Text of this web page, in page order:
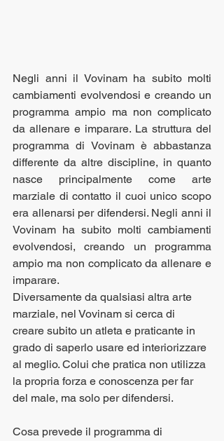
Negli anni il Vovinam ha subito molti
cambiamenti evolvendosi e creando un
programma ampio ma non complicato
da allenare e imparare. La struttura del
programma di Vovinam è abbastanza
differente da altre discipline, in quanto
nasce principalmente come arte
marziale di contatto il cuoi unico scopo
era allenarsi per difendersi. Negli anni il
Vovinam ha subito molti cambiamenti
evolvendosi, creando un programma
ampio ma non complicato da allenare e
imparare.
Diversamente da qualsiasi altra arte
marziale, nel Vovinam si cerca di
creare subito un atleta e praticante in
grado di saperlo usare ed interiorizzare
al meglio. Colui che pratica non utilizza
la propria forza e conoscenza per far
del male, ma solo per difendersi.
Cosa prevede il programma di